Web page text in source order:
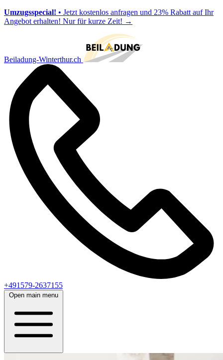
Umzugsspecial! • Jetzt kostenlos anfragen und 23% Rabatt auf Ihr
Angebot erhalten! Nur für kurze Zeit! →
Beiladung-Winterthur.ch
+491579-2637155
Open main menu